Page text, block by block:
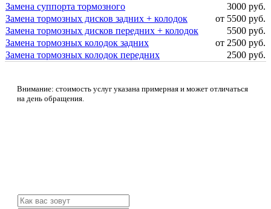
Замена суппорта тормозного
3000 руб.
Замена тормозных дисков задних + колодок
от 5500 руб.
Замена тормозных дисков передних + колодок
5500 руб.
Замена тормозных колодок задних
от 2500 руб.
Замена тормозных колодок передних
2500 руб.
Внимание: стоимость услуг указана примерная и может отличаться
на день обращения.